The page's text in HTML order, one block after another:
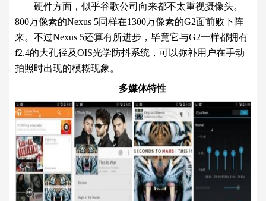
硬件方面，似乎谷歌公司向来都不太重视摄像头。
800万像素的Nexus 5同样在1300万像素的G2面前败下阵
来。不过Nexus 5还算有所进步，毕竟它与G2一样都拥有
f2.4的大孔径及OIS光学防抖系统，可以弥补用户在手动
拍照时出现的模糊现象。
多媒体特性